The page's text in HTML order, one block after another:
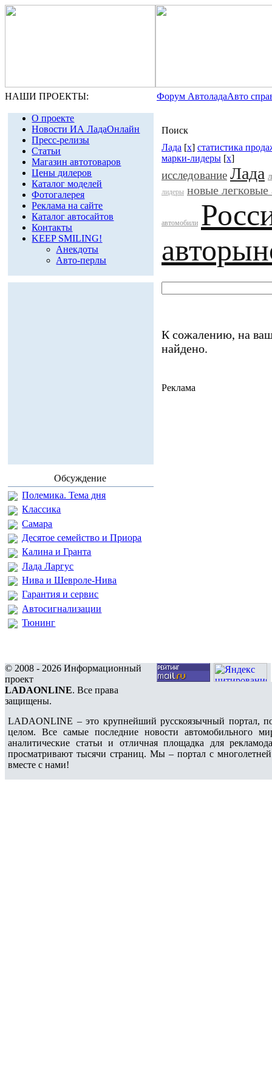
НАШИ ПРОЕКТЫ: Форум АвтоладаАвто
О проекте
Новости ИА ЛадаОнлайн
Пресс-релизы
Статьи
Магазин автотоваров
Цены дилеров
Каталог моделей
Фотогалерея
Реклама на сайте
Каталог автосайтов
Контакты
KEEP SMILING!
Анекдоты
Авто-перлы
Обсуждение
Полемика. Тема дня
Классика
Самара
Десятое семейство и Приора
Калина и Гранта
Лада Ларгус
Нива и Шевроле-Нива
Гарантия и сервис
Автосигнализации
Тюнинг
Поиск
Лада [x] статистика
марки-лидеры [x]
исследование Лада
лидеры новые
автомобили
К сожалению, на
найдено.
Реклама
© 2008 - 2026 Информационный
проект
LADAONLINE. Все права
защищены.
LADAONLINE – это крупнейший русскоязычный портал,
целом. Все самые последние новости автомобильного
аналитические статьи и отличная площадка для
просматривают тысячи страниц. Мы – портал с
вместе с нами!